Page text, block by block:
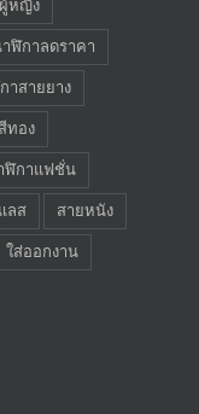
หญิง
ฬิกาลดราคา
าสายยาง
ทอง
ฬิกาแฟชั่น
ลส
สายหนัง
ใส่ออกงาน